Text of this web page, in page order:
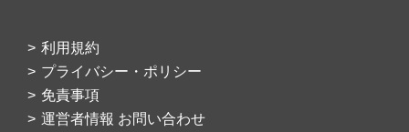
利用規約
プライバシー・ポリシー
免責事項
運営者情報 お問い合わせ